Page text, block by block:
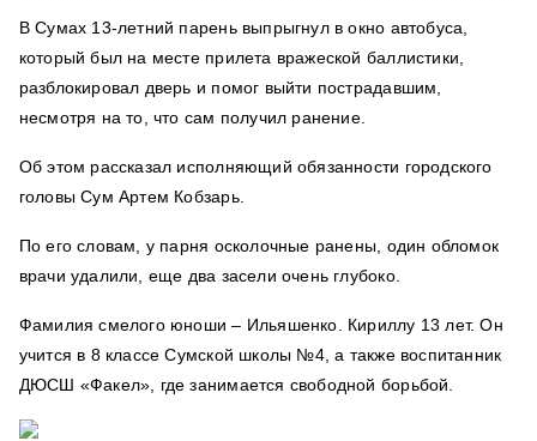
В Сумах 13-летний парень выпрыгнул в окно автобуса,
который был на месте прилета вражеской баллистики,
разблокировал дверь и помог выйти пострадавшим,
несмотря на то, что сам получил ранение.
Об этом рассказал исполняющий обязанности городского
головы Сум Артем Кобзарь.
По его словам, у парня осколочные ранены, один обломок
врачи удалили, еще два засели очень глубоко.
Фамилия смелого юноши – Ильяшенко. Кириллу 13 лет. Он
учится в 8 классе Сумской школы №4, а также воспитанник
ДЮСШ «Факел», где занимается свободной борьбой.